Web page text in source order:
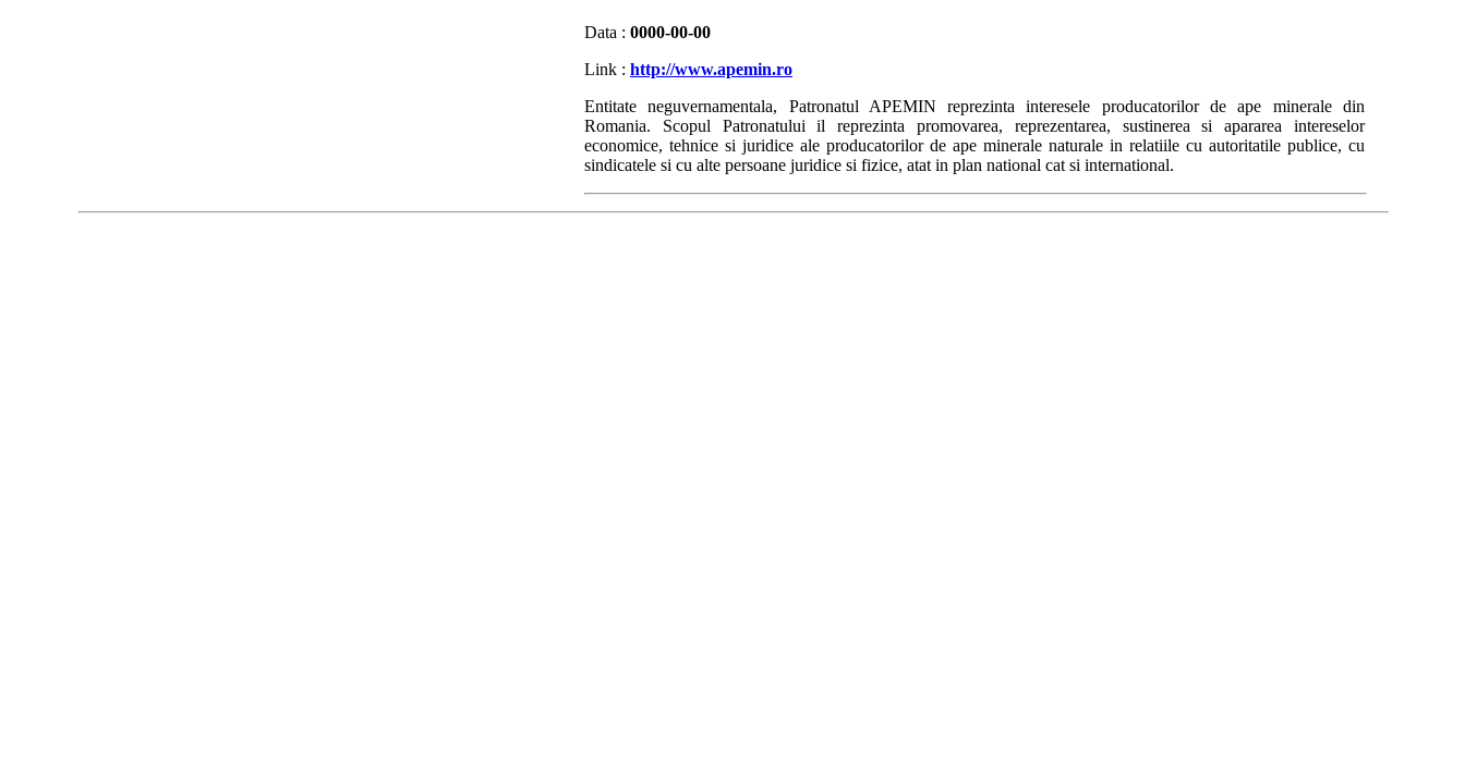
Data : 0000-00-00
Link : http://www.apemin.ro
Entitate neguvernamentala, Patronatul APEMIN reprezinta interesele producatorilor de ape minerale din
Romania. Scopul Patronatului il reprezinta promovarea, reprezentarea, sustinerea si apararea intereselor
economice, tehnice si juridice ale producatorilor de ape minerale naturale in relatiile cu autoritatile publice, cu
sindicatele si cu alte persoane juridice si fizice, atat in plan national cat si international.